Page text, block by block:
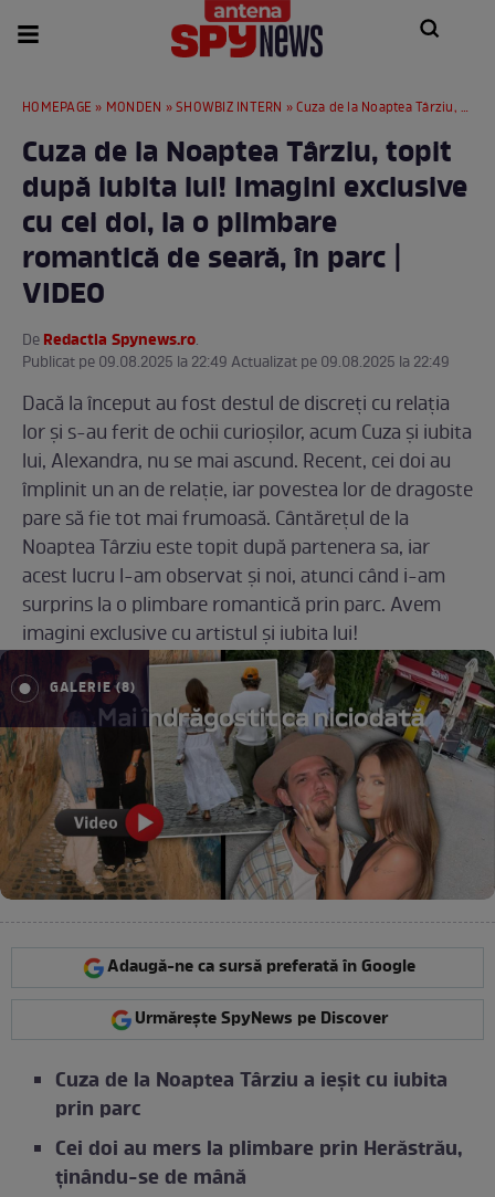
HOMEPAGE » MONDEN »SHOWBIZ INTERN » Cuza de la Noaptea Târziu, topit după iubita lui! Imagini exclusive cu cei doi, la o plimbare romantică de seară, în parc | VIDEO
Cuza de la Noaptea Târziu, topit
după iubita lui! Imagini exclusive
cu cei doi, la o plimbare
romantică de seară, în parc |
VIDEO
DeRedactia Spynews.ro.
Publicat pe 09.08.2025 la 22:49 Actualizat pe 09.08.2025 la 22:49
Dacă la început au fost destul de discreți cu relația
lor și s-au ferit de ochii curioșilor, acum Cuza și iubita
lui, Alexandra, nu se mai ascund. Recent, cei doi au
împlinit un an de relație, iar povestea lor de dragoste
pare să fie tot mai frumoasă. Cântărețul de la
Noaptea Târziu este topit după partenera sa, iar
acest lucru l-am observat și noi, atunci când i-am
surprins la o plimbare romantică prin parc. Avem
imagini exclusive cu artistul și iubita lui!
GALERIE (8)
Adaugă-ne ca sursă preferată în Google
Urmărește SpyNews pe Discover
Cuza de la Noaptea Târziu a ieșit cu iubita
prin parc
Cei doi au mers la plimbare prin Herăstrău,
ținându-se de mână